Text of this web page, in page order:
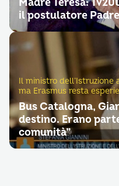
il postulatore
Il ministro dell’Istruzione
ma Erasmus resta
Bus Catalogna,
destino. Erano
comunità”